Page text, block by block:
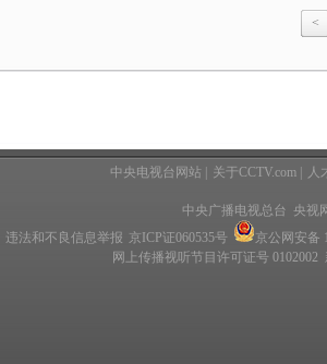
<
中央电视台网站 关于CCTV.com 人
中央广播电视总台 央视
违法和不良信息举报 京ICP证060535号
京公网安备
网上传播视听节目许可证号 0102002